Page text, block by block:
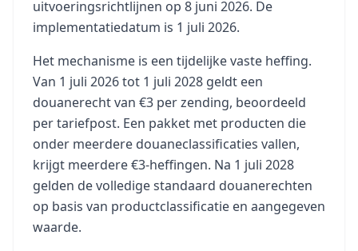
uitvoeringsrichtlijnen op 8 juni 2026. De
implementatiedatum is 1 juli 2026.
Het mechanisme is een tijdelijke vaste heffing.
Van 1 juli 2026 tot 1 juli 2028 geldt een
douanerecht van €3 per zending, beoordeeld
per tariefpost. Een pakket met producten die
onder meerdere douaneclassificaties vallen,
krijgt meerdere €3-heffingen. Na 1 juli 2028
gelden de volledige standaard douanerechten
op basis van productclassificatie en aangegeven
waarde.